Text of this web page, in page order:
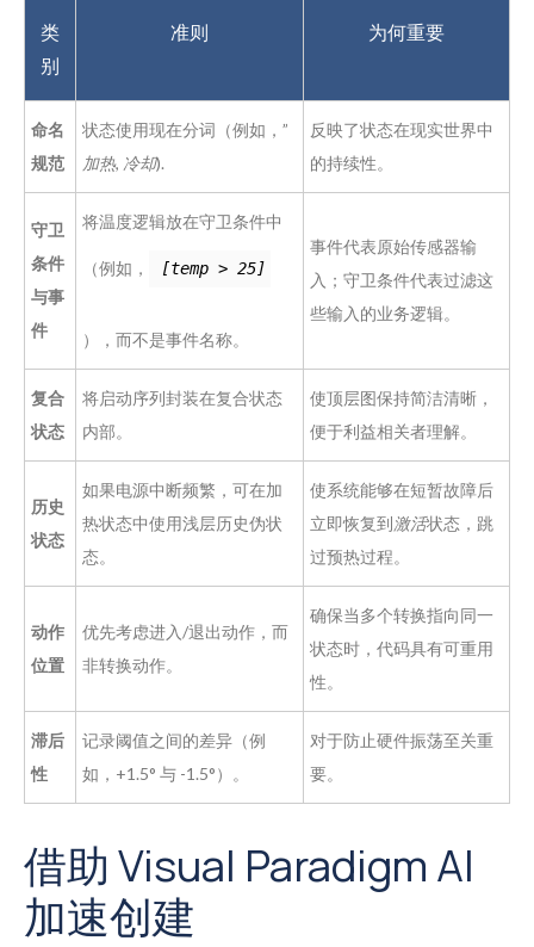
类
别
准则 为何重要
命名
规范
状态使用现在分词（例如，”
加热, 冷却).
反映了状态在现实世界中
的持续性。
守卫
条件
与事
件
将温度逻辑放在守卫条件中
（例如， [temp > 25]
），而不是事件名称。
事件代表原始传感器输
入；守卫条件代表过滤这
些输入的业务逻辑。
复合
状态
将启动序列封装在复合状态
内部。
使顶层图保持简洁清晰，
便于利益相关者理解。
历史
状态
如果电源中断频繁，可在加
热状态中使用浅层历史伪状
态。
使系统能够在短暂故障后
立即恢复到激活状态，跳
过预热过程。
动作
位置
优先考虑进入/退出动作，而
非转换动作。
确保当多个转换指向同一
状态时，代码具有可重用
性。
滞后
性
记录阈值之间的差异（例
如，+1.5° 与 -1.5°）。
对于防止硬件振荡至关重
要。
借助 Visual Paradigm AI
加速创建